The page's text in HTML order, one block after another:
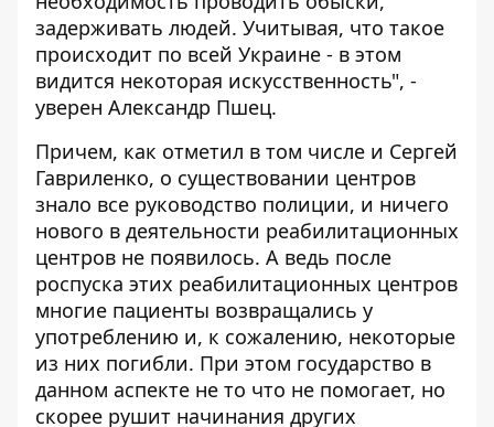
задерживать людей. Учитывая, что такое
происходит по всей Украине - в этом
видится некоторая искусственность", -
уверен Александр Пшец.
Причем, как отметил в том числе и Сергей
Гавриленко, о существовании центров
знало все руководство полиции, и ничего
нового в деятельности реабилитационных
центров не появилось. А ведь после
роспуска этих реабилитационных центров
многие пациенты возвращались у
употреблению и, к сожалению, некоторые
из них погибли. При этом государство в
данном аспекте не то что не помогает, но
скорее рушит начинания других